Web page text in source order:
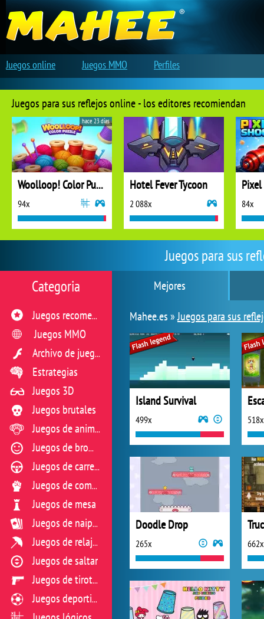
Juegos para sus
Mejores
Mahee.es »Juegos para sus
Island Survival
499x 518x
Doodle Drop
265x 662x
Categoria
Juegos recomendados
Juegos MMO
Archivo de juegos flash
Estrategias
Juegos 3D
Juegos brutales
Juegos de animales
Juegos de broma
Juegos de carreras
Juegos de combate
Juegos de mesa
Juegos de naipes
Juegos de relajación
Juegos de saltar
Juegos de tiroteo
Juegos deportivos
Juegos para sus reflejos online - los editores recomiendan
Woolloop! Color Puzzle
94x
hace 23 días
Hotel Fever Tycoon
2 088x 84x
Juegos online Juegos MMO Perfiles